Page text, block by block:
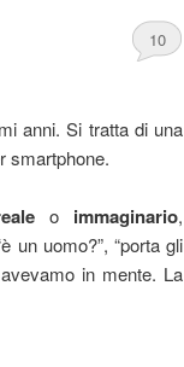
10
anni. Si tratta di una
smartphone.
o immaginario,
un uomo?”, “porta gli
in mente. La